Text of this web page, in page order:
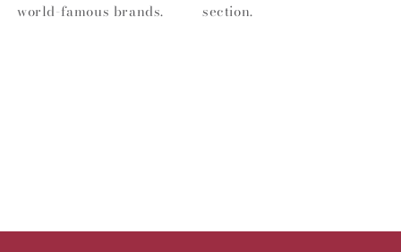
world-famous brands.
section.